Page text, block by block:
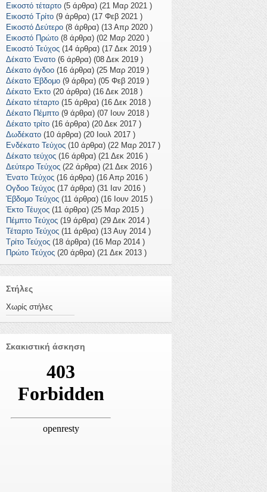
Εικοστό τέταρτο (5 άρθρα) (21 Μαρ 2021 )
Εικοστό Τρίτο (9 άρθρα) (17 Φεβ 2021 )
Εικοστό Δεύτερο (8 άρθρα) (13 Απρ 2020 )
Εικοστό Πρώτο (8 άρθρα) (02 Μαρ 2020 )
Εικοστό Τεύχος (14 άρθρα) (17 Δεκ 2019 )
Δέκατο Ένατο (6 άρθρα) (08 Δεκ 2019 )
Δέκατο όγδοο (16 άρθρα) (25 Μαρ 2019 )
Δέκατο Έβδομο (9 άρθρα) (05 Φεβ 2019 )
Δέκατο Έκτο (20 άρθρα) (16 Δεκ 2018 )
Δέκατο τέταρτο (15 άρθρα) (16 Δεκ 2018 )
Δέκατο Πέμπτο (9 άρθρα) (07 Ιουν 2018 )
Δέκατο τρίτο (16 άρθρα) (20 Δεκ 2017 )
Δωδέκατο (10 άρθρα) (20 Ιουλ 2017 )
Ενδέκατο Τεύχος (10 άρθρα) (22 Μαρ 2017 )
Δέκατο τεύχος (16 άρθρα) (21 Δεκ 2016 )
Δεύτερο Τεύχος (22 άρθρα) (21 Δεκ 2016 )
Ένατο Τεύχος (16 άρθρα) (16 Απρ 2016 )
Ογδοο Τεύχος (17 άρθρα) (31 Ιαν 2016 )
Έβδομο Τεύχος (11 άρθρα) (16 Ιουν 2015 )
Έκτο Τέυχος (11 άρθρα) (25 Μαρ 2015 )
Πέμπτο Τεύχος (19 άρθρα) (29 Δεκ 2014 )
Τέταρτο Τεύχος (11 άρθρα) (13 Αυγ 2014 )
Τρίτο Τεύχος (18 άρθρα) (16 Μαρ 2014 )
Πρώτο Τεύχος (20 άρθρα) (21 Δεκ 2013 )
Στήλες
Χωρίς στήλες
Σκακιστική άσκηση